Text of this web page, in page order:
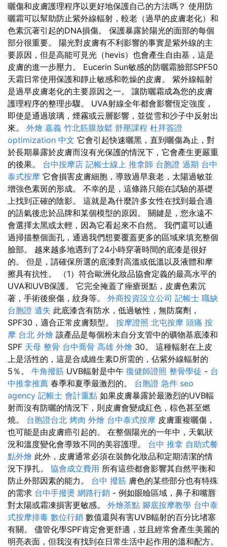
曬傷和皮膚護理程序以更好地保護自己的方法嗎？ 使用防
曬霜可以幫助防止紫外線輻射，較老（過早的皮膚老化）和
色素沉著引起的DNA損傷。 保護暴露於陽光的面部的每個
部分很重要。 陽光對皮膚有不利影響的事實是紫外線的主
要原因，但是高能可見光（hevis）也會產生自由基，這是
皮膚的進一步壓力。 Eucerin Sun敏感的防曬霜臉部SPF50
天霜日常使用保護和靜止敏感和乾燥的皮膚。 紫外線輻射
是過早皮膚老化的主要原因之一。 讓防曬霜成為您的皮膚
護理程序的整理步驟。 UVA射線全年都會影響恆定強度，
即使是通過玻璃，煙霧或云層影響，並從雪和沙子中反射出
來。 外燴 嘉義 竹北筋膜放鬆 舒壓課程 杜拜簽證
optimization 中文 它會引起快速曬黑，直到曬傷為止，對
於長期暴露於皮膚而沒有光保護的情況下，它會產生更嚴重
的後果。 台中按摩店 記帳士線上 推拿師 台胞證 過期 台中
泰式按摩 它會損害皮膚細胞，導致過早衰老，太陽過敏並
增強色素斑的形成。 不幸的是，這條路只能在試驗的基礎
上找到正確的陰影。 這就是為什麼許多女性在找到最合適
的語氣後忠於品牌和某個模型的原因。 關鍵是，您永遠不
會選擇太黑或太輕，因為它看起來不自然。 我們還可以通
過掃描整個面孔，通過我們想要覆蓋更多的區域來填充整個
臉部。 越來越多地遇到了24小時穿著時間的底漆是很好
的。 但是，請確保所選的底漆對高溫或低溫以及液體和摩
擦具有抗性。 （1）符合歐洲化妝品協會定義的最高水平的
UVA和UVB保護。 它完全掩蓋了痤瘡斑點，皮膚色素沉
著，手術後瘀傷，紋身等。 外商投資設立公司 記帳士 職缺
台胞證 遺失 此底漆含有防水，低過敏性，無防腐劑，
SPF30，適合正常皮膚類型。 按摩證照 北屯按摩 頭痛 按
摩 台北 外燴 該產品是每個粉末自分支管中的礦物基底漆和
SPF 天母 整骨 台中喬骨 高雄 外燴 30。 這種輻射在上皮
上是活性的，這是合成維生素D所需的，佔紫外線輻射的
5％。 牛角撥筋 UVB輻射是中午 復健師證照 整骨學徒 - 台
中推拿推薦 春季和夏季最激烈的。 台胞證 急件 seo
agency 記帳士 會計重點 如果皮膚暴露於最激烈的UVB輻
射而沒有防曬的情況下，則皮膚會變成紅色，棕色甚至燃
燒。 台胞證台北 烤肉 外燴 台中泰式按摩 皮膚重複曬傷，
也可能是由皮膚癌引起的。 在整個陽光的一年中，天氣狀
況和溫度變化會導致不同的美容護理。 台中 推拿 自助式餐
點外燴 此外，皮膚通常必須在裝飾化妝品和定期清潔的情
況下掙扎。 協會成立費用 所有這些都會影響其自然平衡和
防止外部因素的能力。 台中 撥筋 膚色的某些部分也有特殊
的需求 台中手撥燙 網路行銷 - 例如眼瞼區域，鼻子和嘴唇
對太陽或霜凍損害更敏感。 外燴茶點 腳底按摩教學 台中泰
式按摩排毒 數位行銷 數值還與有害UVB輻射的百分比堵塞
有關。 儘管化學SPF肯定會更舒適，並且經常會產生美麗的
明亮表面，但我沒有找到在日常生活中起作用的溫和配方。